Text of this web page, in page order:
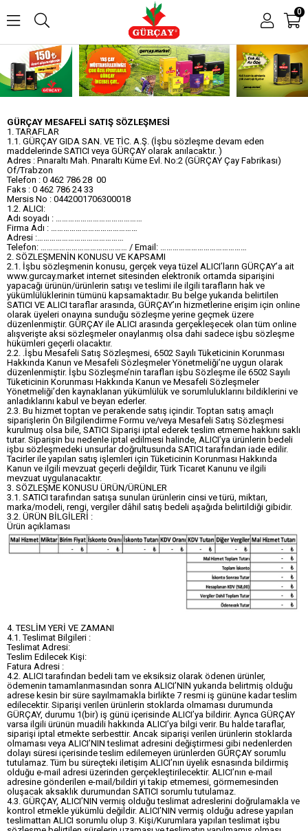
0
GÜRÇAY MESAFELİ SATIŞ SÖZLEŞMESİ
1. TARAFLAR
1.1. GÜRÇAY GIDA SAN. VE TİC. A.Ş. (İşbu sözleşme devam eden
maddelerinde SATICI veya GÜRÇAY olarak anılacaktır. )
Adres : Pınaraltı Mah. Pınaraltı Küme Evl. No:2 (GÜRÇAY Çay Fabrikası)
Of/Trabzon
Telefon : 0 462 786 28 00
Faks : 0 462 786 24 33
Mersis No : 0442001706300018
1.2. ALICI:
Adı soyadı : ……………………………………
Firma Adı : ……………………………………
Adresi :……………………………………
Telefon: …………………………………… / Email: ……………………………………
2. SÖZLEŞMENİN KONUSU VE KAPSAMI
2.1. İşbu sözleşmenin konusu, gerçek veya tüzel ALICI’ların GÜRÇAY’a ait
www.gurcay.market internet sitesinden elektronik ortamda siparişini
yapacağı ürünün/ürünlerin satışı ve teslimi ile ilgili tarafların hak ve
yükümlülüklerinin tümünü kapsamaktadır. Bu belge yukarıda belirtilen
SATICI VE ALICI taraflar arasında, GÜRÇAY’ın hizmetlerine erişim için online
olarak üyeleri onayına sunduğu sözleşme yerine geçmek üzere
düzenlenmiştir. GÜRÇAY ile ALICI arasında gerçekleşecek olan tüm online
alışverişte aksi sözleşmeler onaylanmış olsa dahi sadece işbu sözleşme
hükümleri geçerli olacaktır.
2.2. .İşbu Mesafeli Satış Sözleşmesi, 6502 Sayılı Tüketicinin Korunması
Hakkında Kanun ve Mesafeli Sözleşmeler Yönetmeliği’ne uygun olarak
düzenlenmiştir. İşbu Sözleşme’nin tarafları işbu Sözleşme ile 6502 Sayılı
Tüketicinin Korunması Hakkında Kanun ve Mesafeli Sözleşmeler
Yönetmeliği’den kaynaklanan yükümlülük ve sorumluluklarını bildiklerini ve
anladıklarını kabul ve beyan ederler.
2.3. Bu hizmet toptan ve perakende satış içindir. Toptan satış amaçlı
siparişlerin Ön Bilgilendirme Formu ve/veya Mesafeli Satış Sözleşmesi
kurulmuş olsa bile, SATICI Siparişi iptal ederek teslim etmeme hakkını saklı
tutar. Siparişin bu nedenle iptal edilmesi halinde, ALICI’ya ürünlerin bedeli
işbu sözleşmedeki unsurlar doğrultusunda SATICI tarafından iade edilir.
Tacirler ile yapılan satış işlemleri için Tüketicinin Korunması Hakkında
Kanun ve ilgili mevzuat geçerli değildir, Türk Ticaret Kanunu ve ilgili
mevzuat uygulanacaktır.
3. SÖZLEŞME KONUSU ÜRÜN/ÜRÜNLER
3.1. SATICI tarafından satışa sunulan ürünlerin cinsi ve türü, miktarı,
marka/modeli, rengi, vergiler dâhil satış bedeli aşağıda belirtildiği gibidir.
3.2. ÜRÜN BİLGİLERİ :
Ürün açıklaması
4. TESLİM YERİ VE ZAMANI
4.1. Teslimat Bilgileri :
Teslimat Adresi:
Teslim Edilecek Kişi:
Fatura Adresi :
4.2. ALICI tarafından bedeli tam ve eksiksiz olarak ödenen ürünler,
ödemenin tamamlanmasından sonra ALICI’NIN yukarıda belirtmiş olduğu
adrese kesin bir süre sayılmamakla birlikte 7 resmi iş gününe kadar teslim
edilecektir. Siparişi verilen ürünlerin stoklarda olmaması durumunda
GÜRÇAY, durumu 1(bir) iş günü içerisinde ALICI’ya bildirir. Ayrıca GÜRÇAY
varsa ilgili ürünün muadili hakkında ALICI’ya bilgi verir. Bu halde taraflar,
siparişi iptal etmekte serbesttir. Ancak siparişi verilen ürünlerin stoklarda
olmaması veya ALICI’NIN teslimat adresini değiştirmesi gibi nedenlerden
dolayı süresi içerisinde teslim edilemeyen ürünlerden GÜRÇAY sorumlu
tutulamaz. Tüm bu süreçteki iletişim ALICI’nın üyelik esnasında bildirmiş
olduğu e-mail adresi üzerinden gerçekleştirilecektir. ALICI’nın e-mail
adresine gönderilen e-mail/bildiri yi takip etmemesi, görmemesinden
oluşacak aksaklık durumundan SATICI sorumlu tutulamaz.
4.3. GÜRÇAY, ALICI’NIN vermiş olduğu teslimat adreslerini doğrulamakla ve
kontrol etmekle yükümlü değildir. ALICI’NIN vermiş olduğu adrese yapılan
teslimattan ALICI sorumlu olup 3. Kişi/Kurumlara yapılan teslimat işbu